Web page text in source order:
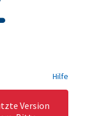
Hilfe
Version